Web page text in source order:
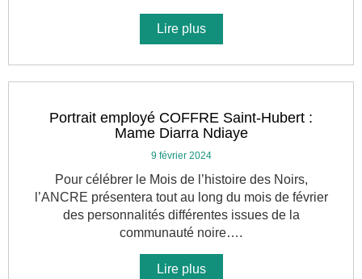
Lire plus
Portrait employé COFFRE Saint-Hubert :
Mame Diarra Ndiaye
9 février 2024
Pour célébrer le Mois de l’histoire des Noirs,
l’ANCRE présentera tout au long du mois de février
des personnalités différentes issues de la
communauté noire….
Lire plus